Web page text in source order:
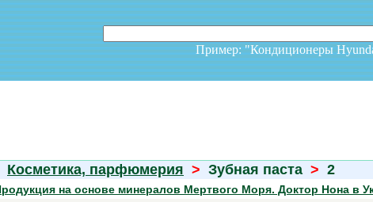
Пример: "Кондиционеры
Косметика, парфюмерия > Зубная паста > 2
на основе минералов Мертвого Моря. Доктор Нона в